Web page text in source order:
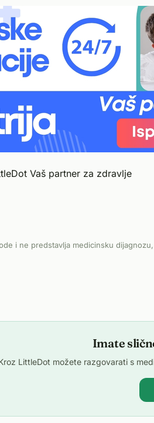
Vaš partner za zdravlje
i ne predstavlja medicinsku
Imate
LittleDot možete razgovarati s